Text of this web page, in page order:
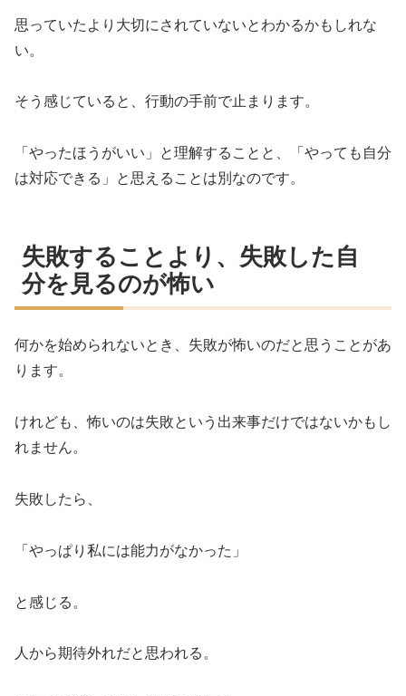
思っていたより大切にされていないとわかるかもしれな
い。
そう感じていると、行動の手前で止まります。
「やったほうがいい」と理解することと、「やっても自分
は対応できる」と思えることは別なのです。
失敗することより、失敗した自
分を見るのが怖い
何かを始められないとき、失敗が怖いのだと思うことがあ
ります。
けれども、怖いのは失敗という出来事だけではないかもし
れません。
失敗したら、
「やっぱり私には能力がなかった」
と感じる。
人から期待外れだと思われる。